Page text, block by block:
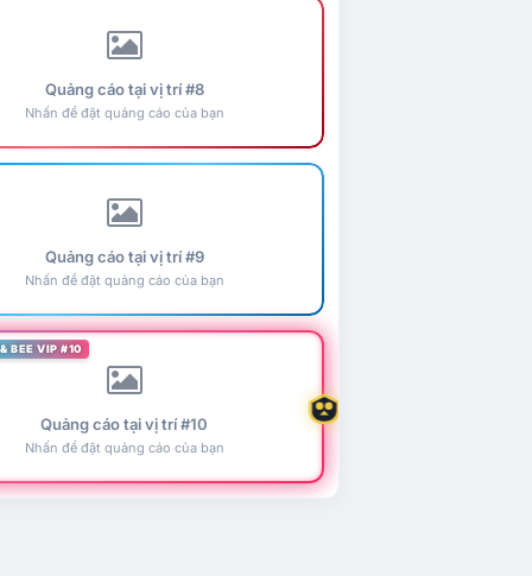
Quảng cáo tại vị trí #8
Nhấn để đặt quảng cáo của bạn
Quảng cáo tại vị trí #9
Nhấn để đặt quảng cáo của bạn
BEE VIP #10
Quảng cáo tại vị trí #10
Nhấn để đặt quảng cáo của bạn